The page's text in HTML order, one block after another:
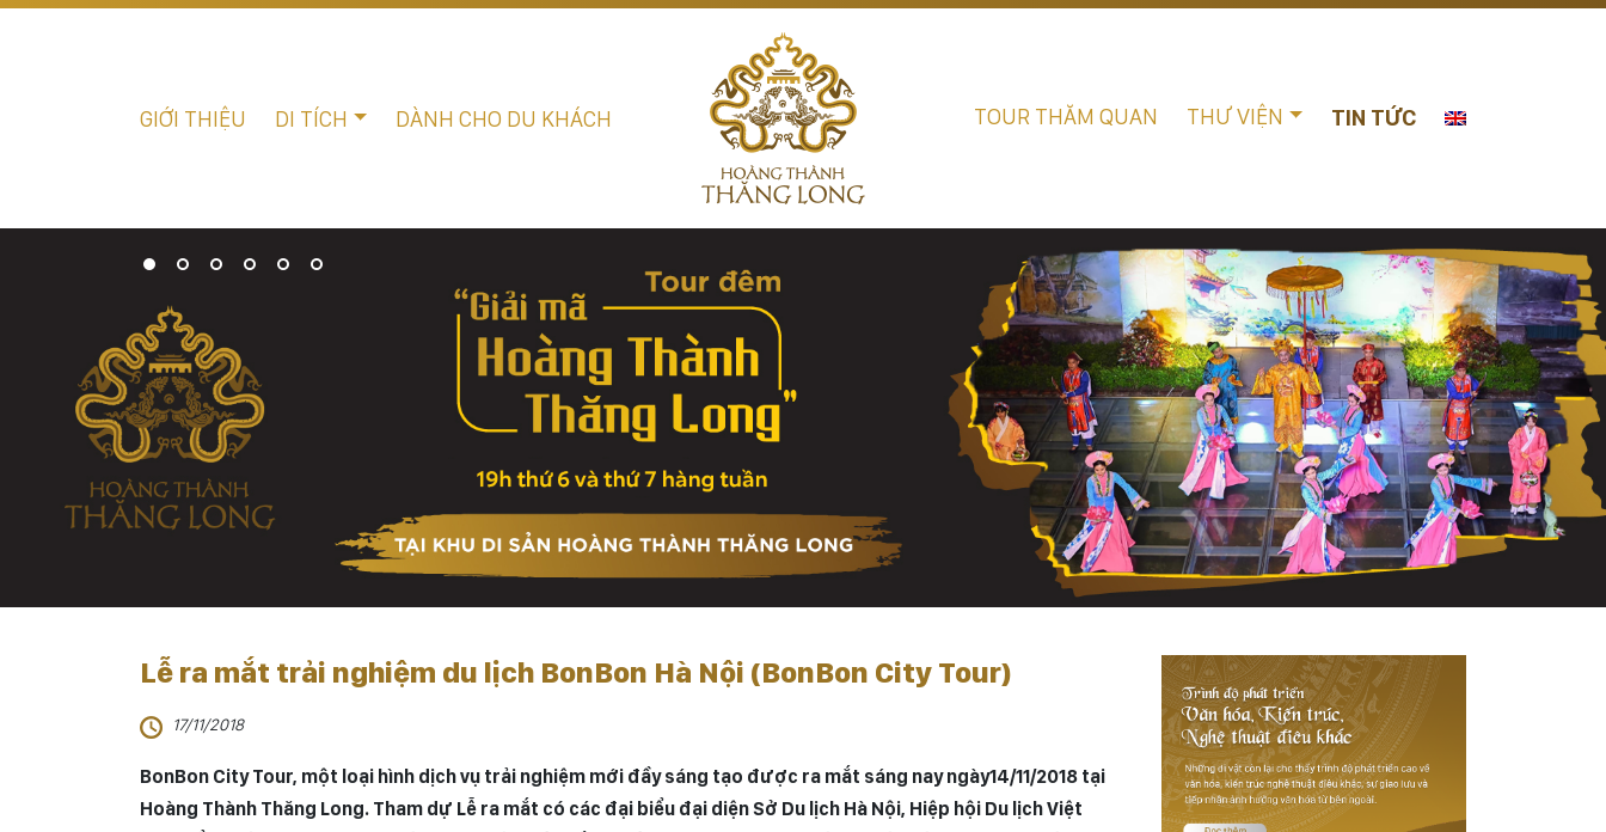
GIỚI THIỆU DI TÍCH DÀNH CHO DU KHÁCH TOUR THĂM QUAN THƯ VIỆN TIN TỨC
Lễ ra mắt trải nghiệm du lịch BonBon Hà Nội (BonBon City Tour)